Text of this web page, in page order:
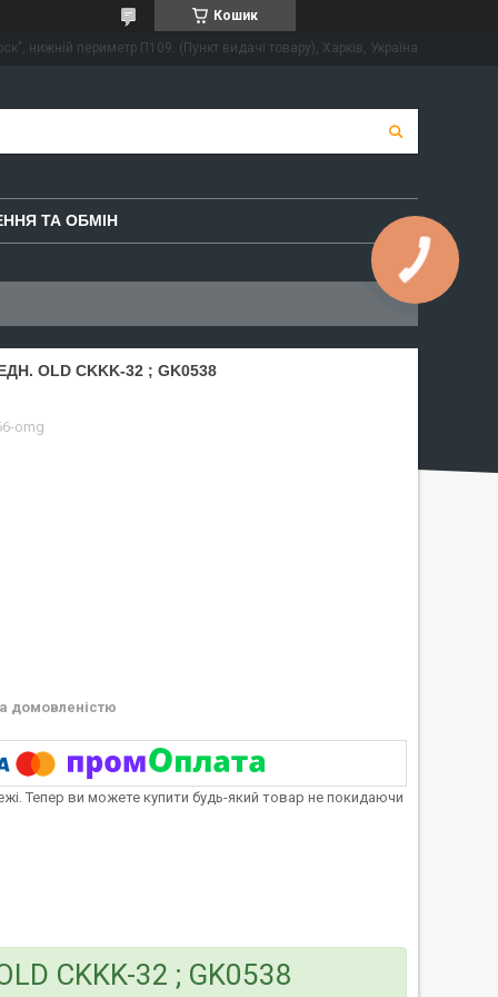
Кошик
нижній периметр П109. (Пункт видачі товару), Харків, Україна
ТА ОБМІН
OLD CKKK-32 ; GK0538
omg
домовленістю
Тепер ви можете купити будь-який товар не покидаючи
CKKK-32 ; GK0538